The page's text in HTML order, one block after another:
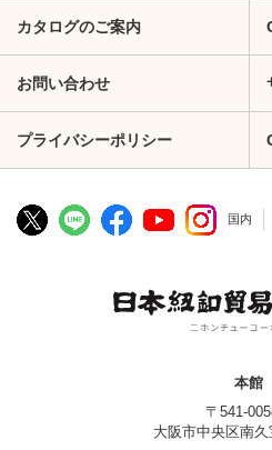
カタログのご案内
お問い合わせ
プライバシーポリシー
国内
本館
〒541-
大阪市中央区南